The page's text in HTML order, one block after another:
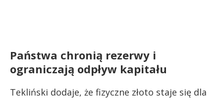
Państwa chronią rezerwy i
ograniczają odpływ kapitału
Tekliński dodaje, że fizyczne złoto staje się dla